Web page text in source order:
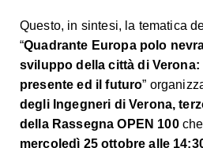
Questo, in sintesi, la tematica
“Quadrante Europa polo
sviluppo della città di Verona:
presente ed il futuro”
degli Ingegneri di Verona,
della Rassegna OPEN 100che
mercoledì 25 ottobre alle